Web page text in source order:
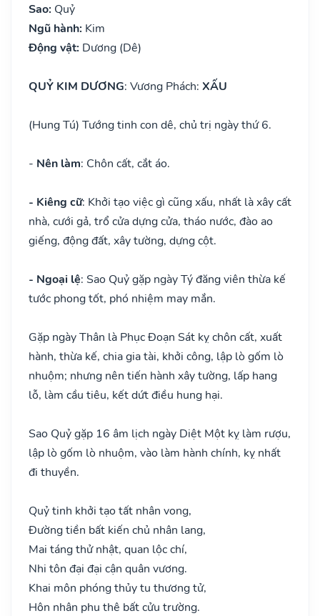
Sao: Quỷ
Ngũ hành: Kim
Động vật: Dương (Dê)
QUỶ KIM DƯƠNG: Vương Phách: XẤU
(Hung Tú) Tướng tinh con dê, chủ trị ngày thứ 6.
- Nên làm: Chôn cất, cắt áo.
- Kiêng cữ: Khởi tạo việc gì cũng xấu, nhất là xây cất
nhà, cưới gả, trổ cửa dựng cửa, tháo nước, đào ao
giếng, động đất, xây tường, dựng cột.
- Ngoại lệ: Sao Quỷ gặp ngày Tý đăng viên thừa kế
tước phong tốt, phó nhiệm may mắn.
Gặp ngày Thân là Phục Đoạn Sát kỵ chôn cất, xuất
hành, thừa kế, chia gia tài, khởi công, lập lò gốm lò
nhuộm; nhưng nên tiến hành xây tường, lấp hang
lỗ, làm cầu tiêu, kết dứt điều hung hại.
Sao Quỷ gặp 16 âm lịch ngày Diệt Một kỵ làm rượu,
lập lò gốm lò nhuộm, vào làm hành chính, kỵ nhất
đi thuyền.
Quỷ tinh khởi tạo tất nhân vong,
Đường tiền bất kiến chủ nhân lang,
Mai táng thử nhật, quan lộc chí,
Nhi tôn đại đại cận quân vương.
Khai môn phóng thủy tu thương tử,
Hôn nhân phu thê bất cửu trường.